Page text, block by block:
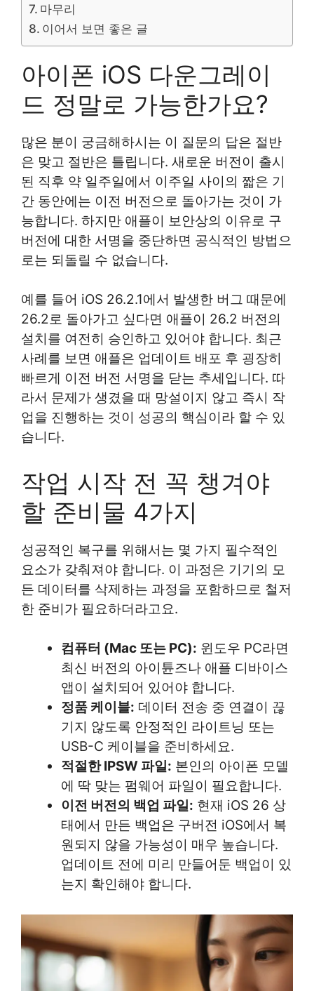
마무리
이어서 보면 좋은 글
아이폰 iOS 다운그레이
드 정말로 가능한가요?
많은 분이 궁금해하시는 이 질문의 답은 절반
은 맞고 절반은 틀립니다. 새로운 버전이 출시
된 직후 약 일주일에서 이주일 사이의 짧은 기
간 동안에는 이전 버전으로 돌아가는 것이 가
능합니다. 하지만 애플이 보안상의 이유로 구
버전에 대한 서명을 중단하면 공식적인 방법으
로는 되돌릴 수 없습니다.
예를 들어 iOS 26.2.1에서 발생한 버그 때문에
26.2로 돌아가고 싶다면 애플이 26.2 버전의
설치를 여전히 승인하고 있어야 합니다. 최근
사례를 보면 애플은 업데이트 배포 후 굉장히
빠르게 이전 버전 서명을 닫는 추세입니다. 따
라서 문제가 생겼을 때 망설이지 않고 즉시 작
업을 진행하는 것이 성공의 핵심이라 할 수 있
습니다.
작업 시작 전 꼭 챙겨야
할 준비물 4가지
성공적인 복구를 위해서는 몇 가지 필수적인
요소가 갖춰져야 합니다. 이 과정은 기기의 모
든 데이터를 삭제하는 과정을 포함하므로 철저
한 준비가 필요하더라고요.
컴퓨터 (Mac 또는 PC): 윈도우 PC라면
최신 버전의 아이튠즈나 애플 디바이스
앱이 설치되어 있어야 합니다.
정품 케이블: 데이터 전송 중 연결이 끊
기지 않도록 안정적인 라이트닝 또는
USB-C 케이블을 준비하세요.
적절한 IPSW 파일: 본인의 아이폰 모델
에 딱 맞는 펌웨어 파일이 필요합니다.
이전 버전의 백업 파일: 현재 iOS 26 상
태에서 만든 백업은 구버전 iOS에서 복
원되지 않을 가능성이 매우 높습니다.
업데이트 전에 미리 만들어둔 백업이 있
는지 확인해야 합니다.